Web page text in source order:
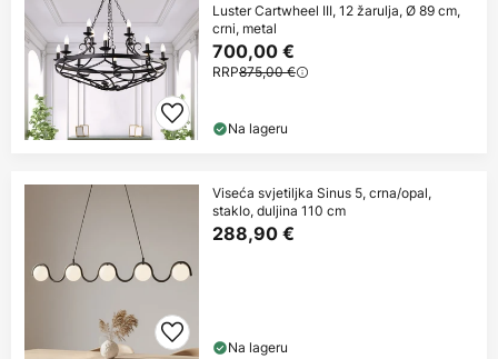
Luster Cartwheel III, 12 žarulja, Ø 89 cm,
crni, metal
700,00 €
RRP875,00 €
Na lageru
Viseća svjetiljka Sinus 5, crna/opal,
staklo, duljina 110 cm
288,90 €
Na lageru